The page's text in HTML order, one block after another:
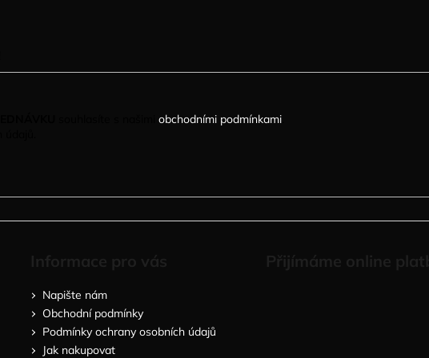
obchodními podmínkami.
Napište nám
Obchodní podmínky
Podmínky ochrany osobních údajů
Jak nakupovat